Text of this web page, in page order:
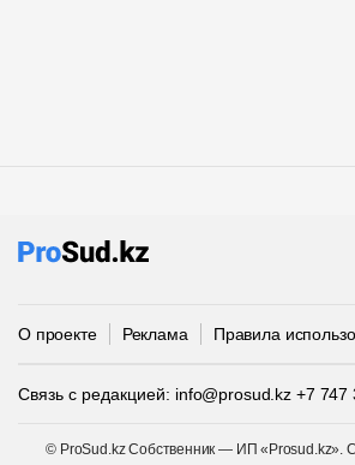
О проекте Реклама Правила
Связь с редакцией: info@prosud.kz +7 747
© ProSud.kz Собственник — ИП «Prosud.kz».